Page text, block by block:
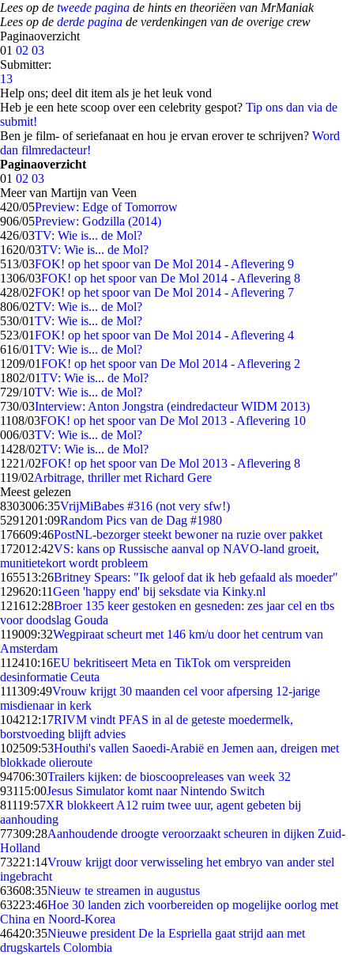
Lees op de tweede pagina de hints en theoriëen van MrManiak
Lees op de derde pagina de verdenkingen van de overige crew
Paginaoverzicht
01 02 03
Submitter:
13
Help ons; deel dit item als je het leuk vond
Heb je een hete scoop over een celebrity gespot? Tip ons dan via de
submit!
Ben je film- of seriefanaat en hou je ervan erover te schrijven? Word
dan filmredacteur!
Paginaoverzicht
01 02 03
Meer van Martijn van Veen
420/05Preview: Edge of Tomorrow
906/05Preview: Godzilla (2014)
426/03TV: Wie is... de Mol?
1620/03TV: Wie is... de Mol?
513/03FOK! op het spoor van De Mol 2014 - Aflevering 9
1306/03FOK! op het spoor van De Mol 2014 - Aflevering 8
428/02FOK! op het spoor van De Mol 2014 - Aflevering 7
806/02TV: Wie is... de Mol?
530/01TV: Wie is... de Mol?
523/01FOK! op het spoor van De Mol 2014 - Aflevering 4
616/01TV: Wie is... de Mol?
1209/01FOK! op het spoor van De Mol 2014 - Aflevering 2
1802/01TV: Wie is... de Mol?
729/10TV: Wie is... de Mol?
730/03Interview: Anton Jongstra (eindredacteur WIDM 2013)
1108/03FOK! op het spoor van De Mol 2013 - Aflevering 10
006/03TV: Wie is... de Mol?
1428/02TV: Wie is... de Mol?
1221/02FOK! op het spoor van De Mol 2013 - Aflevering 8
119/02Arbitrage, thriller met Richard Gere
Meest gelezen
8303006:35VrijMiBabes #316 (not very sfw!)
5291201:09Random Pics van de Dag #1980
176609:46PostNL-bezorger steekt bewoner na ruzie over pakket
172012:42VS: kans op Russische aanval op NAVO-land groeit,
munitietekort wordt probleem
165513:26Britney Spears: "Ik geloof dat ik heb gefaald als moeder"
129620:11Geen 'happy end' bij seksdate via Kinky.nl
121612:28Broer 135 keer gestoken en gesneden: zes jaar cel en tbs
voor doodslag Gouda
119009:32Wegpiraat scheurt met 146 km/u door het centrum van
Amsterdam
112410:16EU bekritiseert Meta en TikTok om verspreiden
desinformatie Ceuta
111309:49Vrouw krijgt 30 maanden cel voor afpersing 12-jarige
misdienaar in kerk
104212:17RIVM vindt PFAS in al de geteste moedermelk,
borstvoeding blijft advies
102509:53Houthi's vallen Saoedi-Arabië en Jemen aan, dreigen met
blokkade olieroute
94706:30Trailers kijken: de bioscoopreleases van week 32
93115:00Jesus Simulator komt naar Nintendo Switch
81119:57XR blokkeert A12 ruim twee uur, agent gebeten bij
aanhouding
77309:28Aanhoudende droogte veroorzaakt scheuren in dijken Zuid-
Holland
73221:14Vrouw krijgt door verwisseling het embryo van ander stel
ingebracht
63608:35Nieuw te streamen in augustus
63223:46Hoe 30 landen zich voorbereiden op mogelijke oorlog met
China en Noord-Korea
46420:35Nieuwe president De la Espriella gaat strijd aan met
drugskartels Colombia